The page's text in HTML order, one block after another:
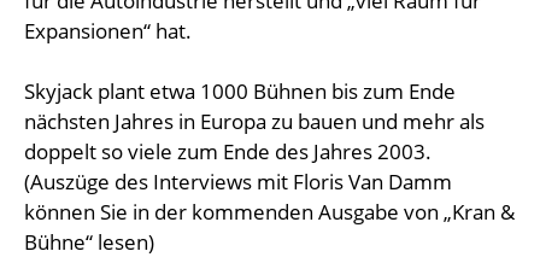
Expansionen“ hat.
Skyjack plant etwa 1000 Bühnen bis zum Ende
nächsten Jahres in Europa zu bauen und mehr als
doppelt so viele zum Ende des Jahres 2003.
(Auszüge des Interviews mit Floris Van Damm
können Sie in der kommenden Ausgabe von „Kran &
Bühne“ lesen)